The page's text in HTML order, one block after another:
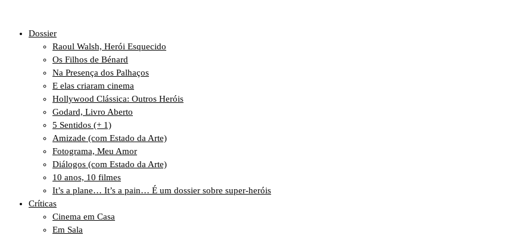
Dossier
Raoul Walsh, Herói Esquecido
Os Filhos de Bénard
Na Presença dos Palhaços
E elas criaram cinema
Hollywood Clássica: Outros Heróis
Godard, Livro Aberto
5 Sentidos (+ 1)
Amizade (com Estado da Arte)
Fotograma, Meu Amor
Diálogos (com Estado da Arte)
10 anos, 10 filmes
It’s a plane… It’s a pain… É um dossier sobre super-heróis
Críticas
Cinema em Casa
Em Sala